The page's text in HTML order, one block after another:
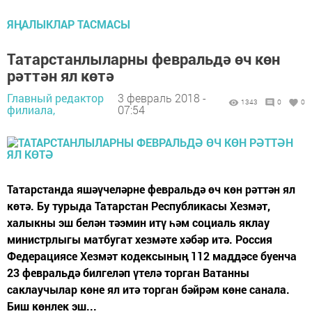
ЯҢАЛЫКЛАР ТАСМАСЫ
Татарстанлыларны февральдә өч көн
рәттән ял көтә
Главный редактор
филиала,
3 февраль 2018 -
07:54
1343 0 0
Татарстанда яшәүчеләрне февральдә өч көн рәттән ял
көтә. Бу турыда Татарстан Республикасы Хезмәт,
халыкны эш белән тәэмин итү һәм социаль яклау
министрлыгы матбугат хезмәте хәбәр итә. Россия
Федерациясе Хезмәт кодексының 112 маддәсе буенча
23 февральдә билгеләп үтелә торган Ватанны
саклаучылар көне ял итә торган бәйрәм көне санала.
Биш көнлек эш...